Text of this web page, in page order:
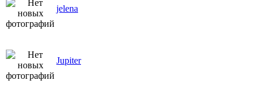
jelena
Jupiter